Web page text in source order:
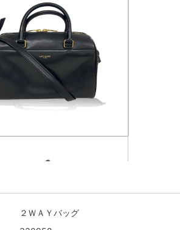
２ＷＡＹバッグ